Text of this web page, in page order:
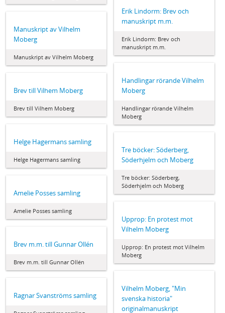
Erik Lindorm: Brev och
manuskript m.m.
Erik Lindorm: Brev och
manuskript m.m.
Manuskript av Vilhelm
Moberg
Manuskript av Vilhelm Moberg
Handlingar rörande Vilhelm
Moberg
Handlingar rörande Vilhelm
Moberg
Brev till Vilhem Moberg
Brev till Vilhem Moberg
Helge Hagermans samling
Helge Hagermans samling
Tre böcker: Söderberg,
Söderhjelm och Moberg
Tre böcker: Söderberg,
Söderhjelm och Moberg
Amelie Posses samling
Amelie Posses samling
Upprop: En protest mot
Vilhelm Moberg
Upprop: En protest mot Vilhelm
Moberg
Brev m.m. till Gunnar Ollén
Brev m.m. till Gunnar Ollén
Vilhelm Moberg, "Min
svenska historia"
originalmanuskript
Ragnar Svanströms samling